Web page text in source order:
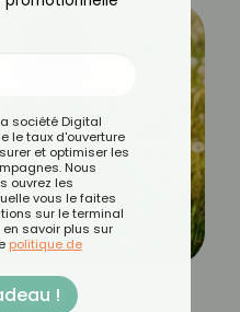
société Digital
le taux d'ouverture
et optimiser les
Nous
ouvrez les
vous le faites
sur le terminal
en savoir plus sur
politique de
!